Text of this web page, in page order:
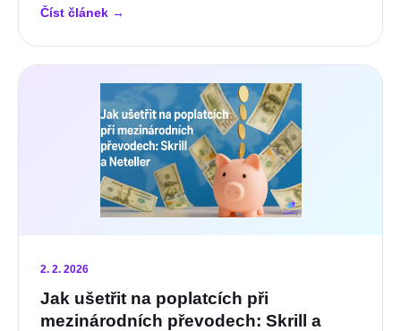
Číst článek →
2. 2. 2026
Jak ušetřit na poplatcích při
mezinárodních převodech: Skrill a